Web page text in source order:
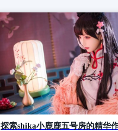
探索shika小鹿鹿五号房的精华